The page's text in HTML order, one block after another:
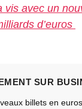
vis avec un
d’euros
SUR
billets en